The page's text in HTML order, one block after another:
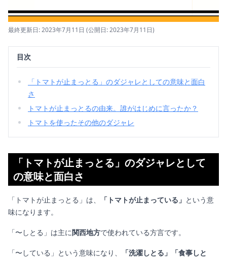
最終更新日: 2023年7月11日 (公開日: 2023年7月11日)
目次
「トマトが止まっとる」のダジャレとしての意味と面白
さ
トマトが止まっとるの由来。誰がはじめに言ったか？
トマトを使ったその他のダジャレ
「トマトが止まっとる」のダジャレとして
の意味と面白さ
「トマトが止まっとる」は、 「トマトが止まっている」 という意
味になります。
「〜しとる」は主に関西地方で使われている方言です。
「〜している」という意味になり、
「洗濯しとる」「食事しと